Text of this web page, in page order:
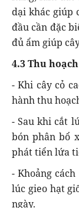
dại khác giúp
đầu cần đặc
đủ ẩm giúp
4.3 Thu hoạch
- Khi cây cỏ
hành thu
- Sau khi cắt
bón phân bổ
phát tiển lứa
- Khoảng
lúc gieo hạt
ngày.